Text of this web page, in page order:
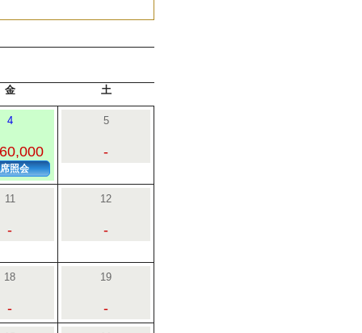
金 土
4
照会
5
-
11
-
12
-
18
-
19
-